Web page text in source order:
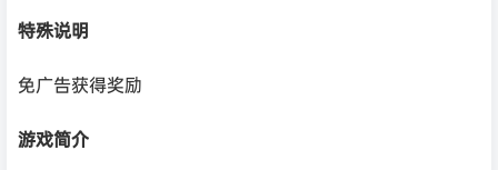
特殊说明
免广告获得奖励
游戏简介